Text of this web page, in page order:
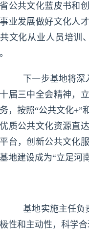
公共文化蓝皮书和
业发展做好文化人
文化从业人员培训
下一步基地将深
届三中全会精神，
，按照“公共文化+”
质公共文化资源直
台，创新公共文化
地建设成为“立足河
基地实施主任负
性和主动性，科学